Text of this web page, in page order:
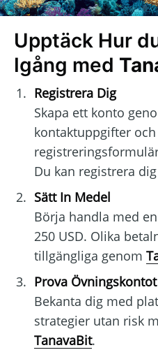
Upptäck Hur
Igång med
Registrera Dig
Skapa ett konto
kontaktuppgifter
Du kan registrera
Sätt In Medel
Börja handla med
250 USD. Olika
tillgängliga genom
Prova Övningskontot
Bekanta dig med
strategier utan risk
TanavaBit.